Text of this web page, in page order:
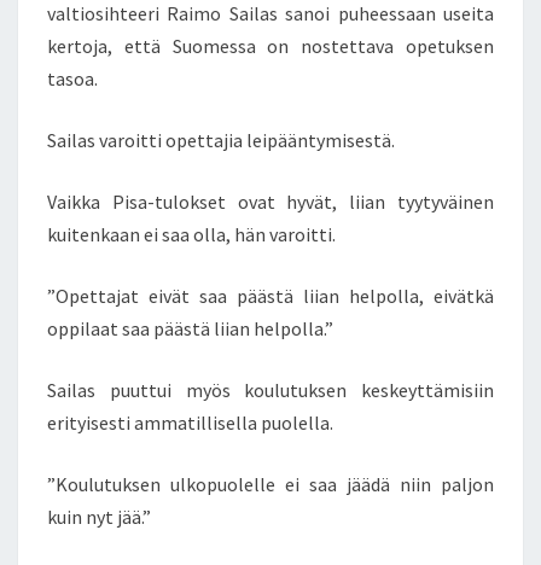
I
S
T
Ä
I
I
L
L
T
O
S
valtiosihteeri Raimo Sailas sanoi puheessaan useita
kertoja, että Suomessa on nostettava opetuksen
tasoa.
Sailas varoitti opettajia leipääntymisestä.
Vaikka Pisa-tulokset ovat hyvät, liian tyytyväinen
kuitenkaan ei saa olla, hän varoitti.
”Opettajat eivät saa päästä liian helpolla, eivätkä
oppilaat saa päästä liian helpolla.”
Sailas puuttui myös koulutuksen keskeyttämisiin
erityisesti ammatillisella puolella.
”Koulutuksen ulkopuolelle ei saa jäädä niin paljon
kuin nyt jää.”